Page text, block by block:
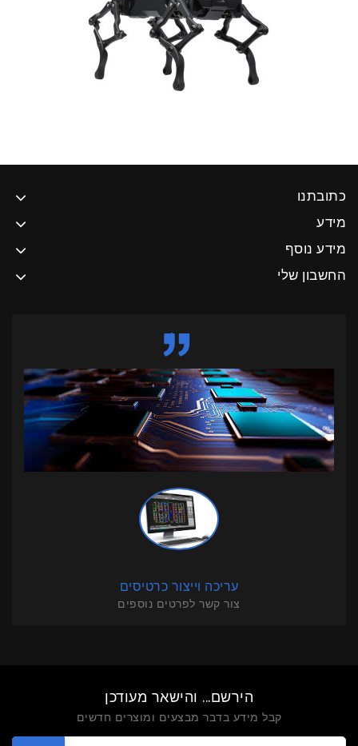
כתובתנו
מידע
מידע נוסף
החשבון שלי
עריכה וייצור כרטיסים
צור קשר לפרטים נוספים
הירשם... והישאר מעודכן
קבל מידע בדבר מבצעים ומוצרים חדשים